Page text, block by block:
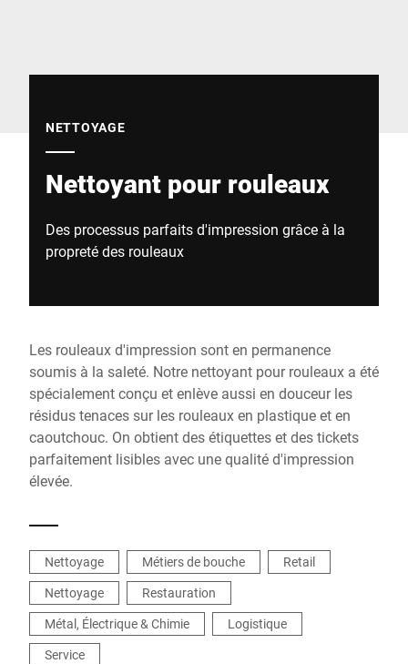
NETTOYAGE
Nettoyant pour rouleaux
Des processus parfaits d'impression grâce à la
propreté des rouleaux
Les rouleaux d'impression sont en permanence
soumis à la saleté. Notre nettoyant pour rouleaux a été
spécialement conçu et enlève aussi en douceur les
résidus tenaces sur les rouleaux en plastique et en
caoutchouc. On obtient des étiquettes et des tickets
parfaitement lisibles avec une qualité d'impression
élevée.
Nettoyage Métiers de bouche
Retail
Nettoyage
Restauration
Métal, Électrique & Chimie
Logistique
Service